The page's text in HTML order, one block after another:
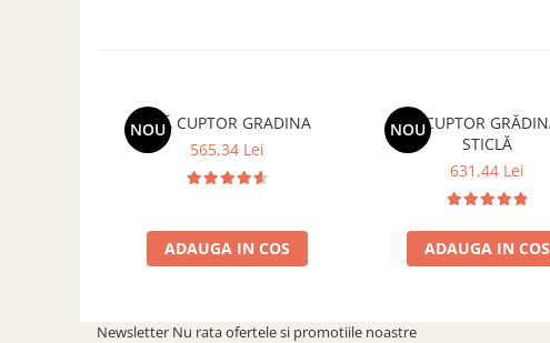
NOU
UȘĂ CUPTOR GRADINA
565,34 Lei
ADAUGA IN COS
NOU
UȘĂ CUPTOR GRĂDINĂ CU
STICLĂ
631,44 Lei
ADAUGA IN COS
Newsletter Nu rata ofertele si promotiile noastre